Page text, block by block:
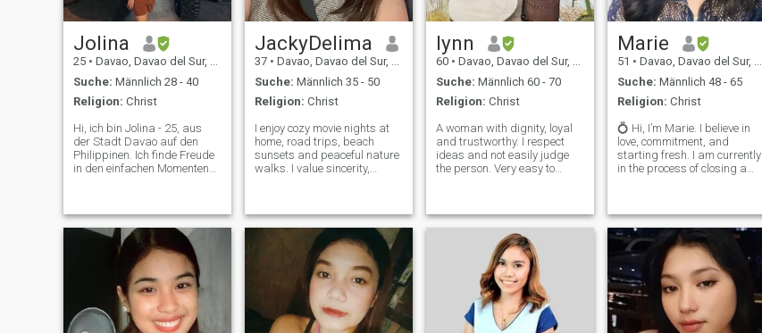
Jolina
25 • Davao, Davao del Sur, Philippinen
Suche: Männlich 28 - 40
Religion: Christ
Hi, ich bin Jolina - 25, aus
der Stadt Davao auf den
Philippinen. Ich finde Freude
in den einfachen Momenten
Seelenfrieden über alles. Am
Anfang bin ich vielleicht
etwas schüchtern, aber
wenn ich mich öffne, bin ich
warmherzig, nachdenklich
und jemand, dem es wirklich
wichtig ist. Ich arbeite als
Hausangestellte. Es tut mir
leid, ich werde nicht zu
JackyDelima
37 • Davao, Davao del Sur, Philippinen
Suche: Männlich 35 - 50
Religion: Christ
I enjoy cozy movie nights at
home, road trips, beach
sunsets and peaceful nature
walks. I value sincerity,
like? 🙂
lynn
60 • Davao, Davao del Sur, Philippinen
Suche: Männlich 60 - 70
Religion: Christ
A woman with dignity, loyal
and trustworthy. I respect
ideas and not easily judge
the person. Very easy to
household chores. But it
make me feel special when
my partner b
Marie
51 • Davao, Davao del Sur, Philippinen
Suche: Männlich 48 - 65
Religion: Christ
💍 Hi, I’m Marie. I believe in
love, commitment, and
starting fresh. I am currently
in the process of closing a
can lovingly support me
through this journey. If you
believ